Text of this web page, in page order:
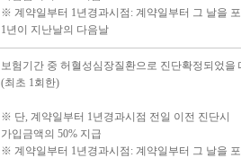
※ 계약일부터 1년경과시점: 계약일부터 그 날을
1년이 지난날의 다음날
보험기간 중 허혈성심장질환으로 진단확정되었을
(최초 1회한)
※ 단, 계약일부터 1년경과시점 전일 이전 진단시
가입금액의 50% 지급
※ 계약일부터 1년경과시점: 계약일부터 그 날을